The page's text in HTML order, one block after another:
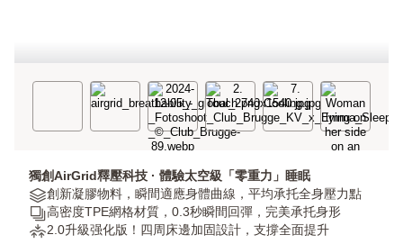
獨創AirGrid釋壓科技 · 體驗太空級「零重力」睡眠
Materials:
創
新
創新凝膠物料，瞬間適應身體曲線，平均承托全身壓力點
Layers:
高
高密度TPE網格材質，0.3秒瞬間回彈，完美承托身形
壓 2.0升級强化版！四周床邊加固設計，支撐全面提升